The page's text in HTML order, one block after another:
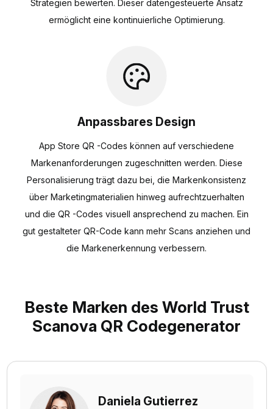
Strategien bewerten. Dieser datengesteuerte Ansatz
ermöglicht eine kontinuierliche Optimierung.
Anpassbares Design
App Store QR -Codes können auf verschiedene
Markenanforderungen zugeschnitten werden. Diese
Personalisierung trägt dazu bei, die Markenkonsistenz
über Marketingmaterialien hinweg aufrechtzuerhalten
und die QR -Codes visuell ansprechend zu machen. Ein
gut gestalteter QR-Code kann mehr Scans anziehen und
die Markenerkennung verbessern.
Beste Marken des World Trust
Scanova QR Codegenerator
Daniela Gutierrez